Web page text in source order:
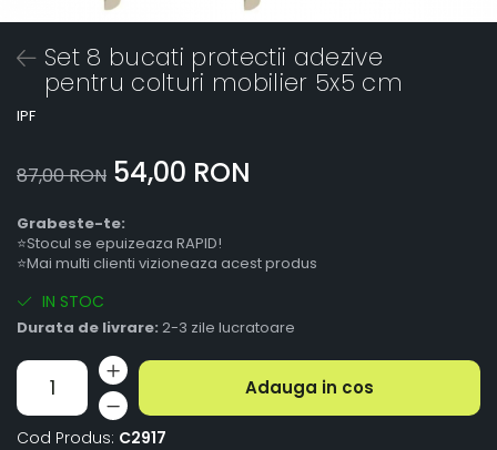
Set 8 bucati protectii adezive
pentru colturi mobilier 5x5 cm
IPF
87,00 RON 54,00 RON
Grabeste-te:
⭐Stocul se epuizeaza RAPID!
⭐Mai multi clienti vizioneaza acest produs
IN STOC
Durata de livrare: 2-3 zile lucratoare
Adauga in cos
Cod Produs: C2917